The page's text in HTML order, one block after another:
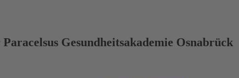
Gesundheitsakademie Osnabrück